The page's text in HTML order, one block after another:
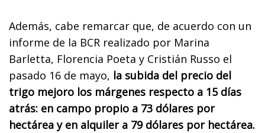
Además, cabe remarcar que, de acuerdo con un
informe de la BCR realizado por Marina
Barletta, Florencia Poeta y Cristián Russo el
pasado 16 de mayo, la subida del precio del
trigo mejoro los márgenes respecto a 15 días
atrás: en campo propio a 73 dólares por
hectárea y en alquiler a 79 dólares por hectárea.